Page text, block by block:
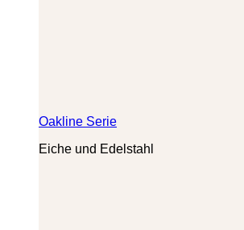
Oakline Serie
Eiche und Edelstahl